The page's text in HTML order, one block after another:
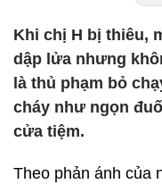
Khi chị H bị thiêu,
dập lửa nhưng
là thủ phạm bỏ
cháy như ngọn
cửa tiệm.
Theo phản ánh của